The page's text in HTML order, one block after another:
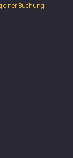
einer Buchung